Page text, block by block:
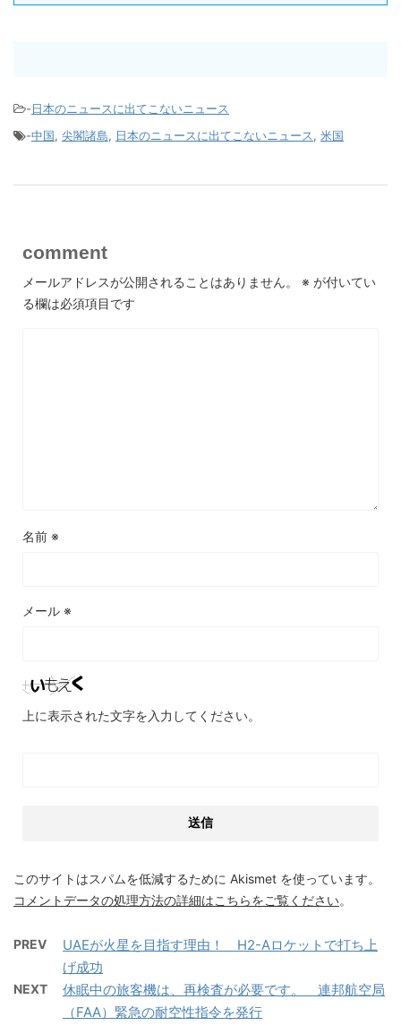
-日本のニュースに出てこないニュース
-中国, 尖閣諸島, 日本のニュースに出てこないニュース, 米国
comment
メールアドレスが公開されることはありません。 ※ が付いてい
る欄は必須項目です
名前 ※
メール ※
上に表示された文字を入力してください。
このサイトはスパムを低減するために Akismet を使っています。
コメントデータの処理方法の詳細はこちらをご覧ください。
PREV
UAEが火星を目指す理由！ H2-Aロケットで打ち上
げ成功
NEXT
休眠中の旅客機は、再検査が必要です。 連邦航空局
（FAA）緊急の耐空性指令を発行